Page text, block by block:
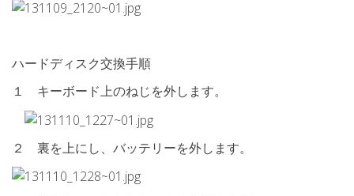
ハードディスク交換手順
１ キーボード上のねじを外します。
２ 裏を上にし、バッテリーを外します。